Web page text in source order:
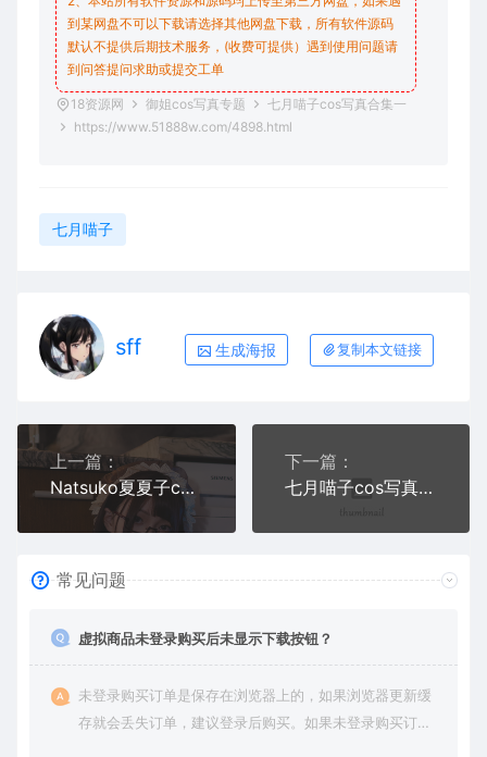
到某网盘不可以下载请选择其他网盘下载，所有软件源码
默认不提供后期技术服务，(收费可提供）遇到使用问题请
到问答提问求助或提交工单
18资源网 御姐cos写真专题
七月喵子cos写真合集一
https://www.51888w.com/4898.html
七月喵子
sff 生成海报 复制本文链接
上一篇：
Natsuko夏夏子cos写真合集三
下一篇：
七月喵子cos写真合集二
常见问题
虚拟商品未登录购买后未显示下载按钮？
未登录购买订单是保存在浏览器上的，如果浏览器更新缓
存就会丢失订单，建议登录后购买。如果未登录购买订单